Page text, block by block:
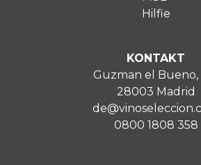
Hilfie
KONTAKT
Guzman el Bueno,
28003 Madrid
0800 1808 358